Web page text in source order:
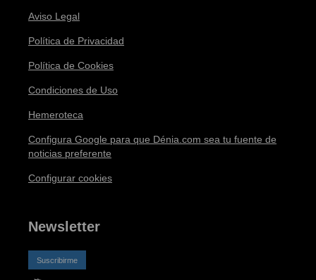
Aviso Legal
Política de Privacidad
Política de Cookies
Condiciones de Uso
Hemeroteca
Configura Google para que Dénia.com sea tu fuente de
noticias preferente
Configurar cookies
Newsletter
Suscribirme